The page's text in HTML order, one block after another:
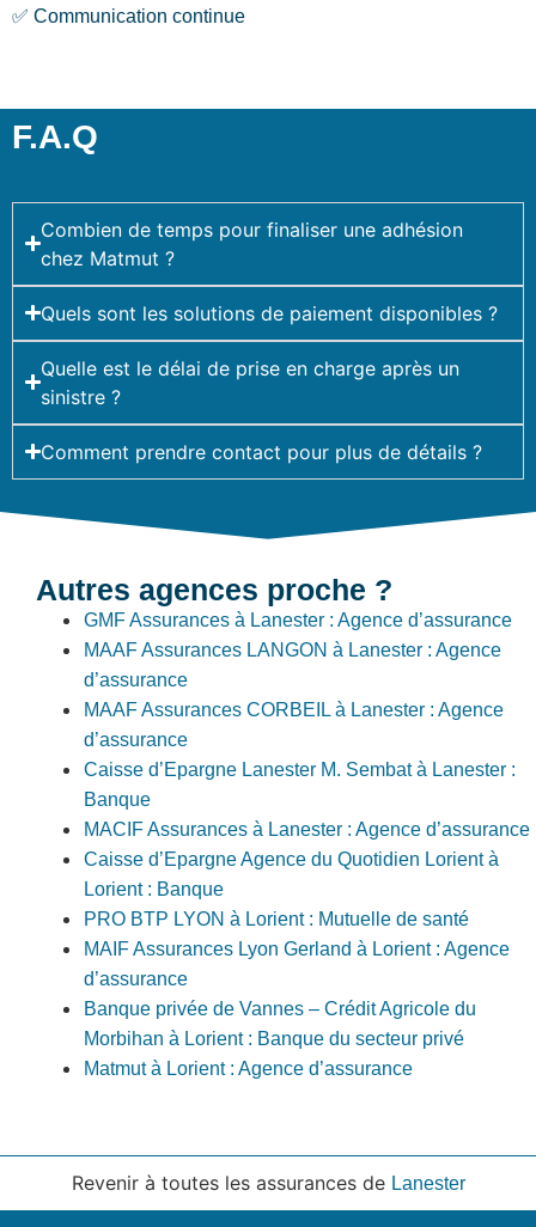
✅ Communication continue
F.A.Q
Combien de temps pour finaliser une adhésion
chez Matmut ?
Quels sont les solutions de paiement disponibles ?
Quelle est le délai de prise en charge après un
sinistre ?
Comment prendre contact pour plus de détails ?
Autres agences proche ?
GMF Assurances à Lanester : Agence d’assurance
MAAF Assurances LANGON à Lanester : Agence
d’assurance
MAAF Assurances CORBEIL à Lanester : Agence
d’assurance
Caisse d’Epargne Lanester M. Sembat à Lanester :
Banque
MACIF Assurances à Lanester : Agence d’assurance
Caisse d’Epargne Agence du Quotidien Lorient à
Lorient : Banque
PRO BTP LYON à Lorient : Mutuelle de santé
MAIF Assurances Lyon Gerland à Lorient : Agence
d’assurance
Banque privée de Vannes – Crédit Agricole du
Morbihan à Lorient : Banque du secteur privé
Matmut à Lorient : Agence d’assurance
Revenir à toutes les assurances de Lanester